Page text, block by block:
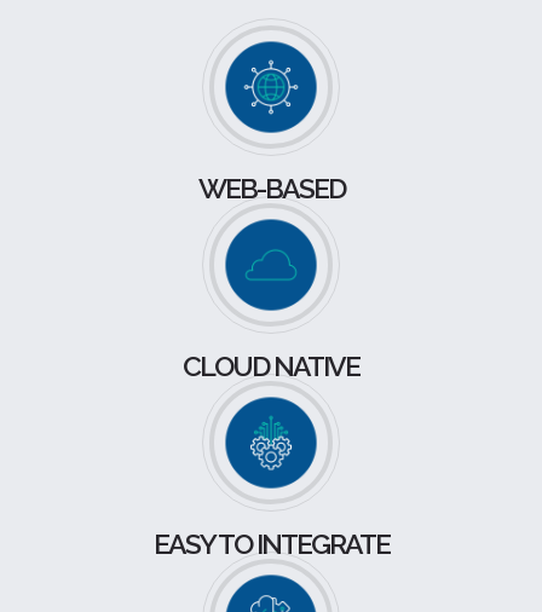
WEB-BASED
CLOUD NATIVE
EASY TO INTEGRATE